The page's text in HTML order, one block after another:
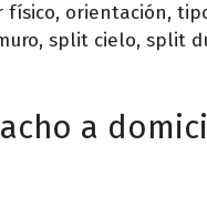
orientación,
split cielo, split
a